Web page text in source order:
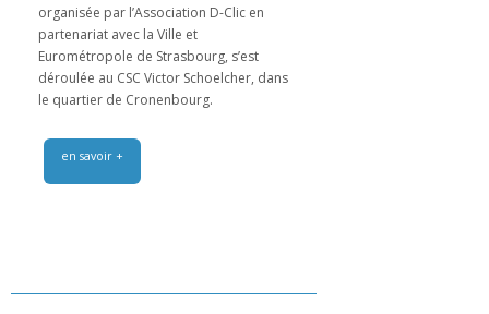
organisée par l’Association D-Clic en
partenariat avec la Ville et
Eurométropole de Strasbourg, s’est
déroulée au CSC Victor Schoelcher, dans
le quartier de Cronenbourg.
en savoir +